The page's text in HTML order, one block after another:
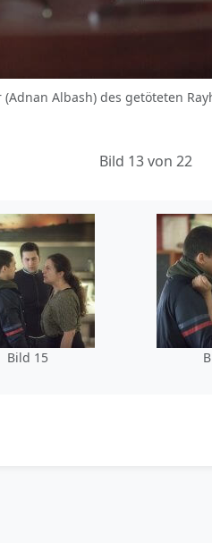
Albash) des getöteten
Bild 13 von 22
Bild 15